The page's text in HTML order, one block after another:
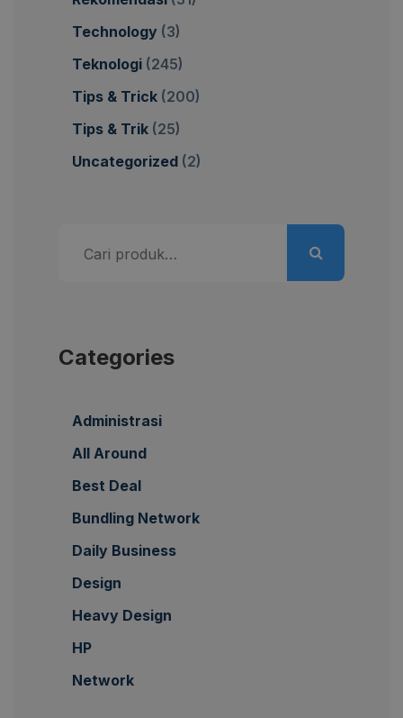
Technology (3)
Teknologi (245)
Tips & Trick (200)
Tips & Trik (25)
Uncategorized (2)
untuk:
Categories
Administrasi
All Around
Best Deal
Bundling Network
Daily Business
Design
Heavy Design
HP
Network